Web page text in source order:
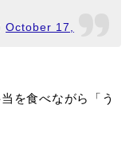
October 17,
を食べながら「う